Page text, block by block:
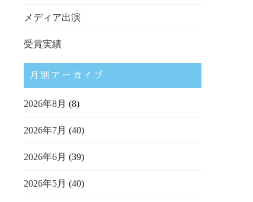
メディア出演
受賞実績
月別アーカイブ
2026年8月 (8)
2026年7月 (40)
2026年6月 (39)
2026年5月 (40)